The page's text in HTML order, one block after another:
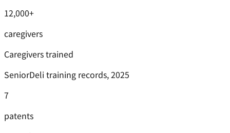
12,000+
caregivers
Caregivers trained
SeniorDeli training records, 2025
7
patents